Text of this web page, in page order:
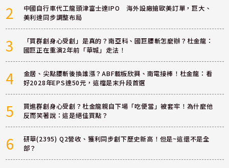
2
中國自行車代工龍頭津富士達IPO 海外設廠搶歐美訂單，巨大、
美利達同步調整布局
3
「買群創身心受創」是真的？南亞科、國巨腰斬怎麼辦？杜金龍：
國巨正在重演2年前「華城」走法！
4
金居、尖點腰斬後換誰漲？ABF載板欣興、南電接棒！杜金龍：看
好2028年EPS達50元，這檔是末升段首選
5
買進群創身心受創？杜金龍親自下場「吃便當」被套牢！為什麼他
反而笑著說：這是絕佳買點？
6
研華(2395) Q2營收、獲利同步創下歷史新高！但是~這還不是全
部？